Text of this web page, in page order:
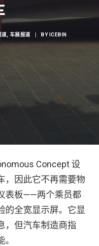
道 车展报道 BY ICEBIN
Concept 设
，因此它不再需要物
表板——两个乘员都
的全宽显示屏。它显
，但汽车制造商指